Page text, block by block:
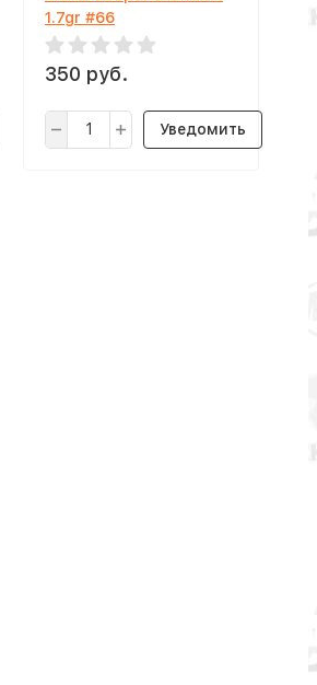
1.7gr #66
350 руб.
Уведомить